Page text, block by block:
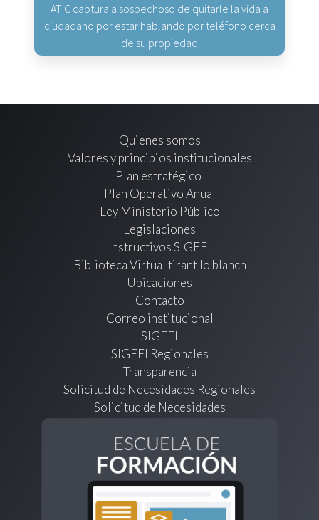
ATIC captura a sospechoso de quitarle la vida a
ciudadano por estar hablando por teléfono cerca
de su propiedad
Quienes somos
Valores y principios institucionales
Plan estratégico
Plan Operativo Anual
Ley Ministerio Público
Legislaciones
Instructivos SIGEFI
Biblioteca Virtual tirant lo blanch
Ubicaciones
Contacto
Correo institucional
SIGEFI
SIGEFI Regionales
Transparencia
Solicitud de Necesidades Regionales
Solicitud de Necesidades